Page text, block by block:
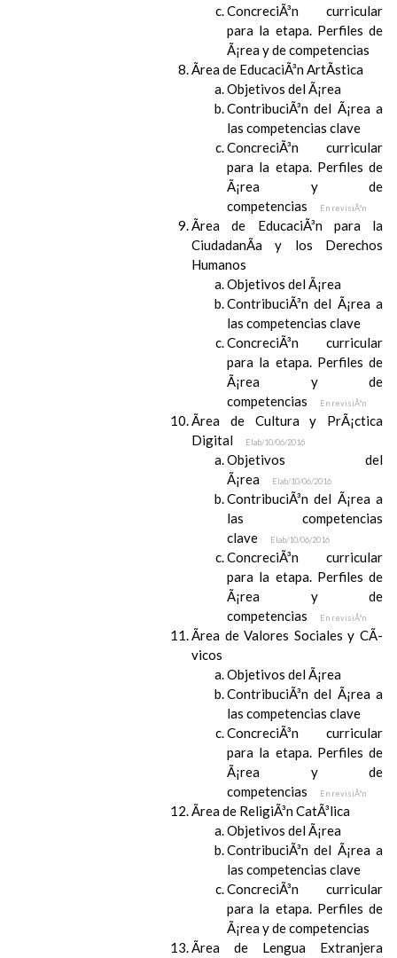
ConcreciÃ³n curricular
para la etapa. Perfiles de
Ã¡rea y de competencias
Ãrea de EducaciÃ³n ArtÃ­stica
Objetivos del Ã¡rea
ContribuciÃ³n del Ã¡rea a
las competencias clave
ConcreciÃ³n curricular
para la etapa. Perfiles de
Ã¡rea y de
competencias
En revisiÃ³n
Ãrea de EducaciÃ³n para la
CiudadanÃ­a y los Derechos
Humanos
Objetivos del Ã¡rea
ContribuciÃ³n del Ã¡rea a
las competencias clave
ConcreciÃ³n curricular
para la etapa. Perfiles de
Ã¡rea y de
competencias
En revisiÃ³n
Ãrea de Cultura y PrÃ¡ctica
Digital
Elab/10/06/2016
Objetivos del
Ã¡rea
Elab/10/06/2016
ContribuciÃ³n del Ã¡rea a
las competencias
clave
Elab/10/06/2016
ConcreciÃ³n curricular
para la etapa. Perfiles de
Ã¡rea y de
competencias
En revisiÃ³n
Ãrea de Valores Sociales y CÃ­
vicos
Objetivos del Ã¡rea
ContribuciÃ³n del Ã¡rea a
las competencias clave
ConcreciÃ³n curricular
para la etapa. Perfiles de
Ã¡rea y de
competencias
En revisiÃ³n
Ãrea de ReligiÃ³n CatÃ³lica
Objetivos del Ã¡rea
ContribuciÃ³n del Ã¡rea a
las competencias clave
ConcreciÃ³n curricular
para la etapa. Perfiles de
Ã¡rea y de competencias
Ãrea de Lengua Extranjera